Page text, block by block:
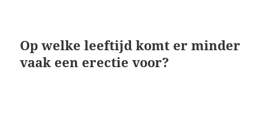
Op welke leeftijd komt er minder
vaak een erectie voor?